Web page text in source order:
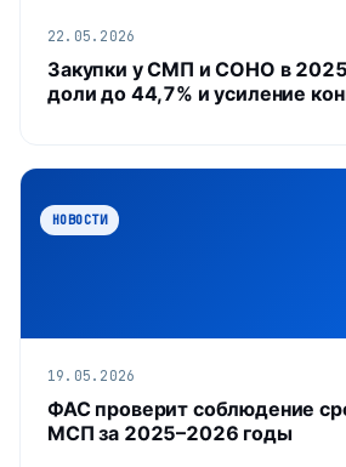
22.05.2026
Закупки у СМП и СОНО в 2025
доли до 44,7% и усиление
НОВОСТИ
19.05.2026
ФАС проверит соблюдение
МСП за 2025–2026 годы